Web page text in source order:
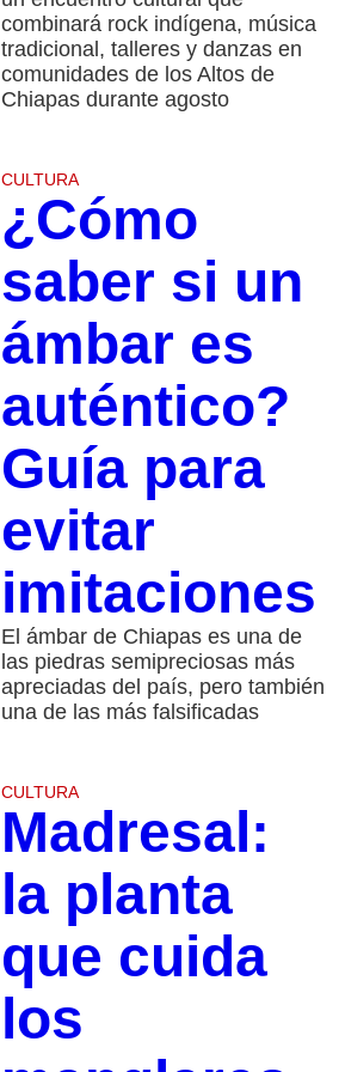
combinará rock indígena, música
tradicional, talleres y danzas en
comunidades de los Altos de
Chiapas durante agosto
CULTURA
¿Cómo
saber si un
ámbar es
auténtico?
Guía para
evitar
imitaciones
El ámbar de Chiapas es una de
las piedras semipreciosas más
apreciadas del país, pero también
una de las más falsificadas
CULTURA
Madresal:
la planta
que cuida
los